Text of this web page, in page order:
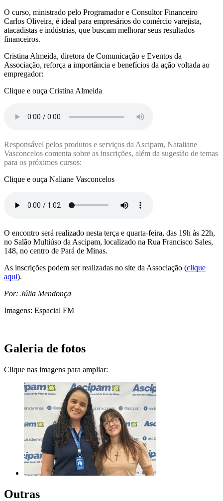
O curso, ministrado pelo Programador e Consultor Financeiro
Carlos Oliveira, é ideal para empresários do comércio varejista,
atacadistas e indústrias, que buscam melhorar seus resultados
financeiros.
Cristina Almeida, diretora de Comunicação e Eventos da
Associação, reforça a importância e benefícios da ação voltada ao
empregador:
Clique e ouça Cristina Almeida
Responsável pelos produtos e serviços da Ascipam, Nataliane
Vasconcelos comenta sobre as inscrições, além da sugestão de temas
para os próximos cursos:
Clique e ouça Naliane Vasconcelos
O encontro será realizado nesta terça e quarta-feira, das 19h às 22h,
no Salão Multiúso da Ascipam, localizado na Rua Francisco Sales,
148, no centro de Pará de Minas.
As inscrições podem ser realizadas no site da Associação (clique
aqui).
Por: Júlia Mendonça
Imagens: Espacial FM
Galeria de fotos
Clique nas imagens para ampliar:
Outras